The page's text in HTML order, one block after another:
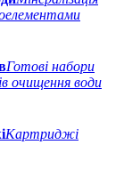
Готові набори
очищення води
Картриджі